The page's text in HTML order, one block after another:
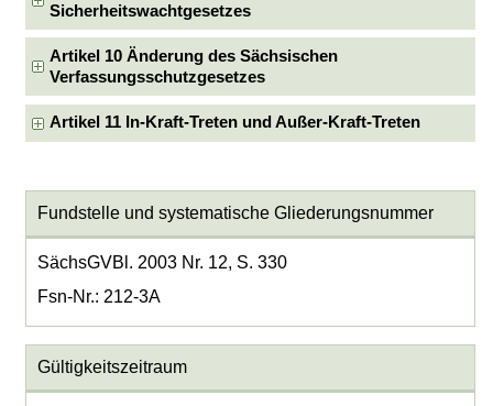
Sicherheitswachtgesetzes
Artikel 10 Änderung des Sächsischen
Verfassungsschutzgesetzes
Artikel 11 In-Kraft-Treten und Außer-Kraft-Treten
Fundstelle und systematische Gliederungsnummer
SächsGVBl. 2003 Nr. 12, S. 330
Fsn-Nr.: 212-3A
Gültigkeitszeitraum